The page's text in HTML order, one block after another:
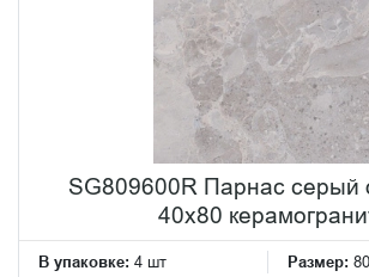
SG809600R Парнас серый
40x80
В упаковке: 4 шт Размер: